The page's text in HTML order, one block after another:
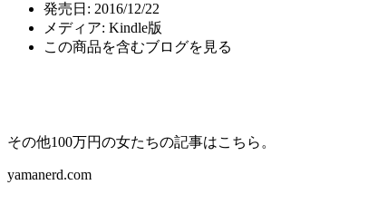
発売日: 2016/12/22
メディア: Kindle版
この商品を含むブログを見る
その他100万円の女たちの記事はこちら。
yamanerd.com